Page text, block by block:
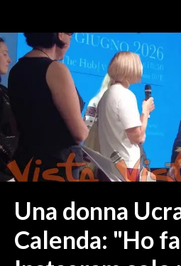
SULCIS IGLESIENTE
MEDIO CAMPIDANO
ORISTANO E PROVINCIA
SASSARI E PROVINCIA
NUORO E PROVINCIA
OGLIASTRA
ITALIA
Una donna
Calenda: "Ho